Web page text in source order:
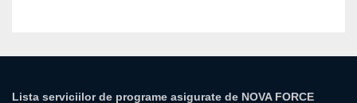
Lista serviciilor de programe asigurate de NOVA FORCE